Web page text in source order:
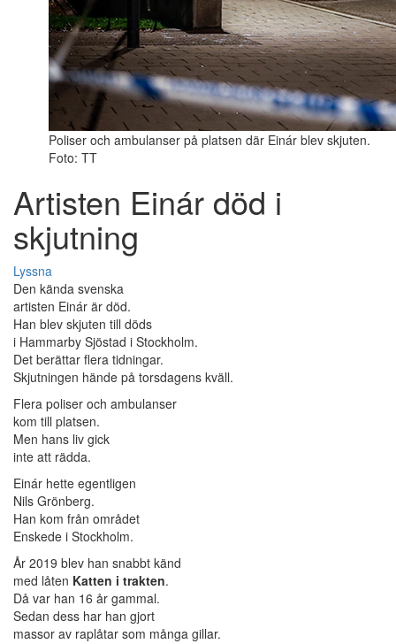
Poliser och ambulanser på platsen där Einár blev skjuten.
Foto: TT
Artisten Einár död i
skjutning
Lyssna
Den kända svenska
artisten Einár är död.
Han blev skjuten till döds
i Hammarby Sjöstad i Stockholm.
Det berättar flera tidningar.
Skjutningen hände på torsdagens kväll.
Flera poliser och ambulanser
kom till platsen.
Men hans liv gick
inte att rädda.
Einár hette egentligen
Nils Grönberg.
Han kom från området
Enskede i Stockholm.
År 2019 blev han snabbt känd
med låten Katten i trakten.
Då var han 16 år gammal.
Sedan dess har han gjort
massor av raplåtar som många gillar.